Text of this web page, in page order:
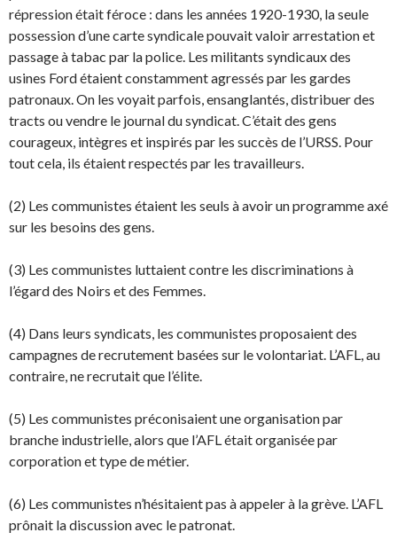
répression était féroce : dans les années 1920-1930, la seule
possession d’une carte syndicale pou­vait valoir arrestation et
passage à tabac par la police. Les militants syndicaux des
usines Ford étaient constamment agressés par les gardes
patronaux. On les voyait parfois, ensanglantés, distri­buer des
tracts ou vendre le journal du syndicat. C’était des gens
courageux, intègres et inspirés par les succès de l’URSS. Pour
tout cela, ils étaient respectés par les travailleurs.
(2) Les communistes étaient les seuls à avoir un programme axé
sur les besoins des gens.
(3) Les communistes luttaient contre les discriminations à
l’égard des Noirs et des Femmes.
(4) Dans leurs syndicats, les communistes proposaient des
campagnes de recrutement basées sur le volontariat. L’AFL, au
contraire, ne recrutait que l’élite.
(5) Les communistes préconisaient une organisation par
branche industrielle, alors que l’AFL était organisée par
corporation et type de métier.
(6) Les communistes n’hésitaient pas à appeler à la grève. L’AFL
prônait la discussion avec le patronat.